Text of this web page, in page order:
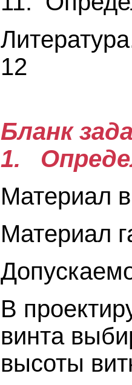
12
Бланк
1.
Материал
Материал
В
винта
высоты